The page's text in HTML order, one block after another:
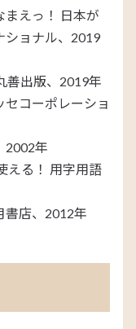
まえっ！ 日本が
ショナル、2019
善出版、2019年
セコーポレーショ
2002年
える！ 用字用語
書店、2012年